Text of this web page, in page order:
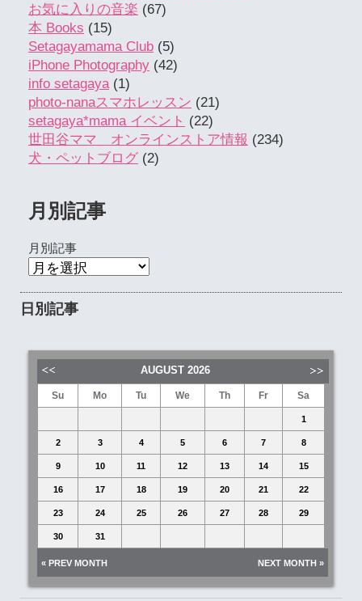
お気に入りの音楽 (67)
本 Books (15)
Setagayamama Club (5)
iPhone Photography (42)
info setagaya (1)
photo-nanaスマホレッスン (21)
setagaya*mama イベント (22)
世田谷ママ オンラインストア情報 (234)
犬・ペットブログ (2)
月別記事
月別記事
日別記事
AUGUST 2026
Su Mo Tu We Th Fr Sa
1
2 3 4 5 6 7 8
9 10 11 12 13 14 15
16 17 18 19 20 21 22
23 24 25 26 27 28 29
30 31
« PREV MONTH NEXT MONTH »